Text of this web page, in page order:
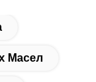
Масел